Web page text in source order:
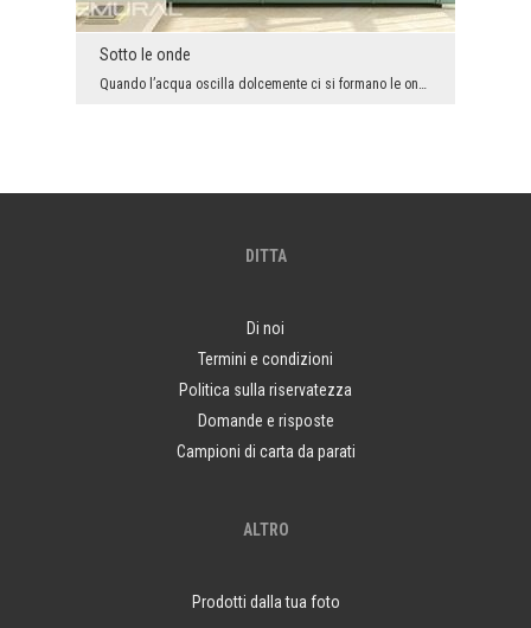
Sotto le onde
Quando l’acqua oscilla dolcemente ci si formano le onde che le danno il fascino. Tuttavia, non tu...
DITTA
Di noi
Termini e condizioni
Politica sulla riservatezza
Domande e risposte
Campioni di carta da parati
ALTRO
Prodotti dalla tua foto